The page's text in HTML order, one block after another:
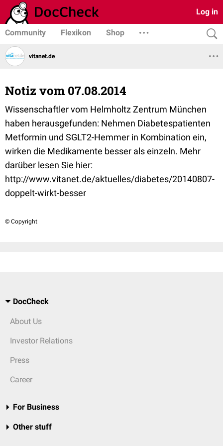
Log in
Community Flexikon Shop
vitanet.de
Notiz vom 07.08.2014
Wissenschaftler vom Helmholtz Zentrum München
haben herausgefunden: Nehmen Diabetespatienten
Metformin und SGLT2-Hemmer in Kombination ein,
wirken die Medikamente besser als einzeln. Mehr
darüber lesen Sie hier:
http://www.vitanet.de/aktuelles/diabetes/20140807-
doppelt-wirkt-besser
© Copyright
DocCheck
About Us
Investor Relations
Press
Career
For Business
Other stuff